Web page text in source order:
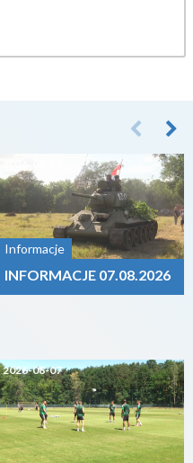
Informacje
INFORMACJE 07.08.2026
2026-08-07